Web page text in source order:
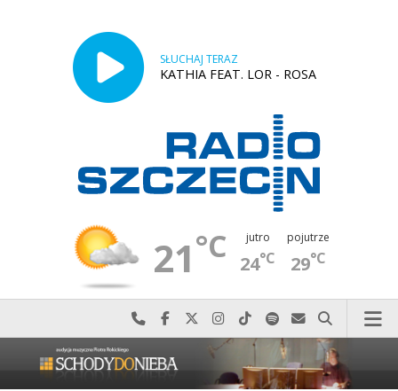
SŁUCHAJ TERAZ
KATHIA FEAT. LOR - ROSA
21°C jutro
24°C
pojutrze
29°C
Najlepiej po prostu do nas zadzwoń
Odwiedź nas na Facebook-u
Odwiedź nas na X
Odwiedź nas na Instagram-ie
Odwiedź nas na TikTok-u
Szukaj nas na Spotify
Wyślij do nas
Szukaj